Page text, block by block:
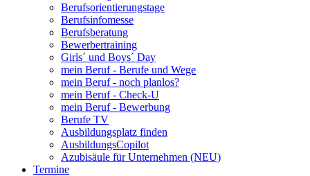
Berufsorientierungstage
Berufsinfomesse
Berufsberatung
Bewerbertraining
Girls´ und Boys´ Day
mein Beruf - Berufe und Wege
mein Beruf - noch planlos?
mein Beruf - Check-U
mein Beruf - Bewerbung
Berufe TV
Ausbildungsplatz finden
AusbildungsCopilot
Azubisäule für Unternehmen (NEU)
Termine